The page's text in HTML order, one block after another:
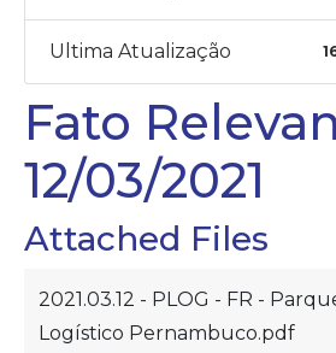
Ultima Atualização
Fato
12/03/2021
Attached Files
2021.03.12 - PLOG - FR -
Logístico Pernambuco.pdf